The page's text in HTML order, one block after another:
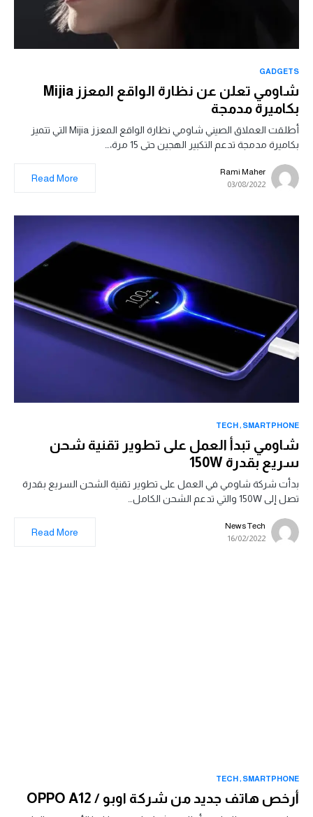
GADGETS
شاومي تعلن عن نظارة الواقع المعزز Mijia
بكاميرة مدمجة
أطلقت العملاق الصيني شاومي نظارة الواقع المعزز Mijia التي تتميز
بكاميرة مدمجة تدعم التكبير الهجين حتى 15 مرة،…
Rami Maher
03/08/2022
Read More
SMARTPHONE
TECH
شاومي تبدأ العمل على تطوير تقنية شحن
سريع بقدرة 150W
بدأت شركة شاومي في العمل على تطوير تقنية الشحن السريع بقدرة
تصل إلى 150W والتي تدعم الشحن الكامل…
News Tech
16/02/2022
Read More
SMARTPHONE
TECH
أرخص هاتف جديد من شركة اوبو / OPPO A12